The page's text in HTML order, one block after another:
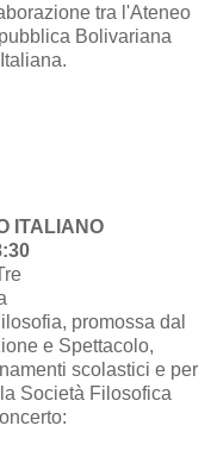
tra l'Ateneo
Bolivariana
ITALIANO
promossa dal
e Spettacolo,
scolastici e per
Società Filosofica